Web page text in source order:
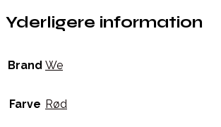
Yderligere information
Brand We
Farve Rød